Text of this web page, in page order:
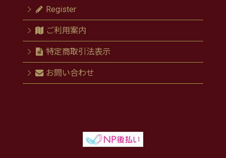
Register
ご利用案内
特定商取引法表示
お問い合わせ